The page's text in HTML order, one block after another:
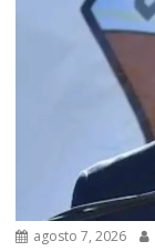
agosto 7, 2026